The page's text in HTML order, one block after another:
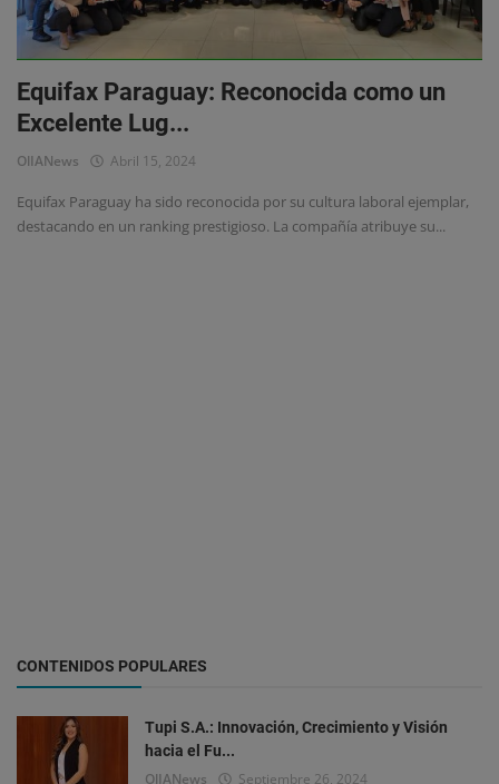
Eventos
Equifax Paraguay: Reconocida como un
Excelente Lug...
OlIANews Abril 15, 2024
Equifax Paraguay ha sido reconocida por su cultura laboral ejemplar,
destacando en un ranking prestigioso. La compañía atribuye su...
CONTENIDOS POPULARES
Tupi S.A.: Innovación, Crecimiento y Visión
hacia el Fu...
OlIANews Septiembre 26, 2024